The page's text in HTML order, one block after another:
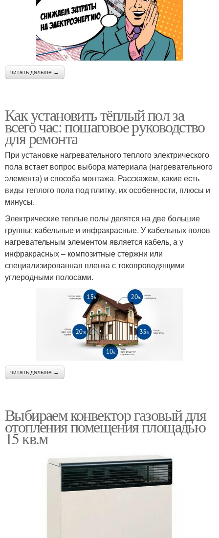
читать дальше →
Как установить тёплый пол за
всего час: пошаговое руководство
для ремонта
При установке нагревательного теплого электрического
пола встает вопрос выбора материала (нагревательного
элемента) и способа монтажа. Расскажем, какие есть
виды теплого пола под плитку, их особенности, плюсы и
минусы.
Электрические теплые полы делятся на две большие
группы: кабельные и инфракрасные. У кабельных полов
нагревательным элементом является кабель, а у
инфракрасных – композитные стержни или
специализированная пленка с токопроводящими
углеродными полосами.
читать дальше →
Выбираем конвектор газовый для
отопления помещения площадью
15 кв.м